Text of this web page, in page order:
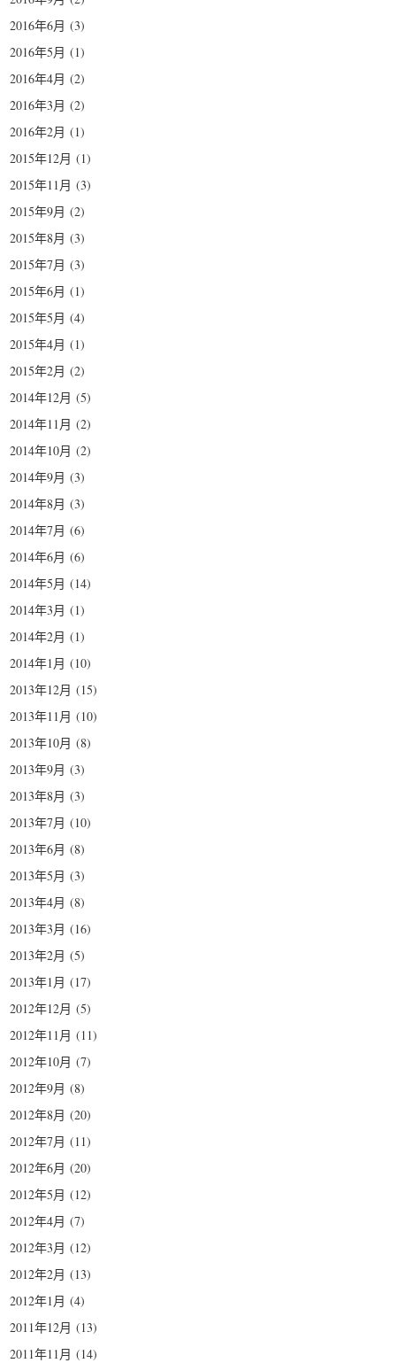
2016年6月 (3)
2016年5月 (1)
2016年4月 (2)
2016年3月 (2)
2016年2月 (1)
2015年12月 (1)
2015年11月 (3)
2015年9月 (2)
2015年8月 (3)
2015年7月 (3)
2015年6月 (1)
2015年5月 (4)
2015年4月 (1)
2015年2月 (2)
2014年12月 (5)
2014年11月 (2)
2014年10月 (2)
2014年9月 (3)
2014年8月 (3)
2014年7月 (6)
2014年6月 (6)
2014年5月 (14)
2014年3月 (1)
2014年2月 (1)
2014年1月 (10)
2013年12月 (15)
2013年11月 (10)
2013年10月 (8)
2013年9月 (3)
2013年8月 (3)
2013年7月 (10)
2013年6月 (8)
2013年5月 (3)
2013年4月 (8)
2013年3月 (16)
2013年2月 (5)
2013年1月 (17)
2012年12月 (5)
2012年11月 (11)
2012年10月 (7)
2012年9月 (8)
2012年8月 (20)
2012年7月 (11)
2012年6月 (20)
2012年5月 (12)
2012年4月 (7)
2012年3月 (12)
2012年2月 (13)
2012年1月 (4)
2011年12月 (13)
2011年11月 (14)